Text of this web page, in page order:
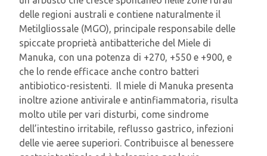
delle regioni australi e contiene naturalmente il
Metilgliossale (MGO), principale responsabile delle
spiccate proprietà antibatteriche del Miele di
Manuka, con una potenza di +270, +550 e +900, e
che lo rende efficace anche contro batteri
antibiotico-resistenti. Il miele di Manuka presenta
inoltre azione antivirale e antinfiammatoria, risulta
molto utile per vari disturbi, come sindrome
dell’intestino irritabile, reflusso gastrico, infezioni
delle vie aeree superiori. Contribuisce al benessere